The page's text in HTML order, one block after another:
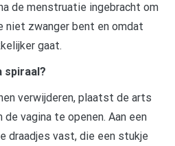
de menstruatie ingebracht om
niet zwanger bent en omdat
gaat.
spiraal?
verwijderen, plaatst de arts
vagina te openen. Aan een
draadjes vast, die een stukje